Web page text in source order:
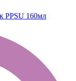
PPSU 160мл